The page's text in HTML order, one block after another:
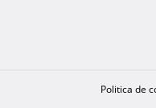
Politica de